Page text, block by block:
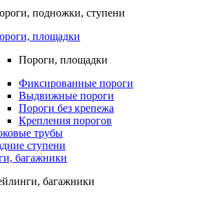
подножки, ступени
площадки
Пороги, площадки
Фиксированные пороги
Выдвижные пороги
Пороги без крепежа
Крепления порогов
трубы
ступени
багажники
багажники